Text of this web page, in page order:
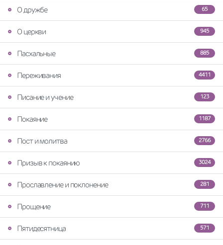
65
О дружбе
945
О церкви
885
Пасхальные
4411
Переживания
123
Писание и учение
1187
Покаяние
2766
Пост и молитва
3024
Призыв к покаянию
281
Прославление и поклонение
711
Прощение
571
Пятидесятница